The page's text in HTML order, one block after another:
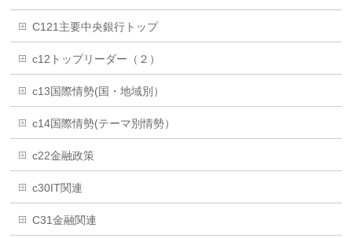
C121主要中央銀行トップ
c12トップリーダー（２）
c13国際情勢(国・地域別）
c14国際情勢(テーマ別情勢）
c22金融政策
c30IT関連
C31金融関連